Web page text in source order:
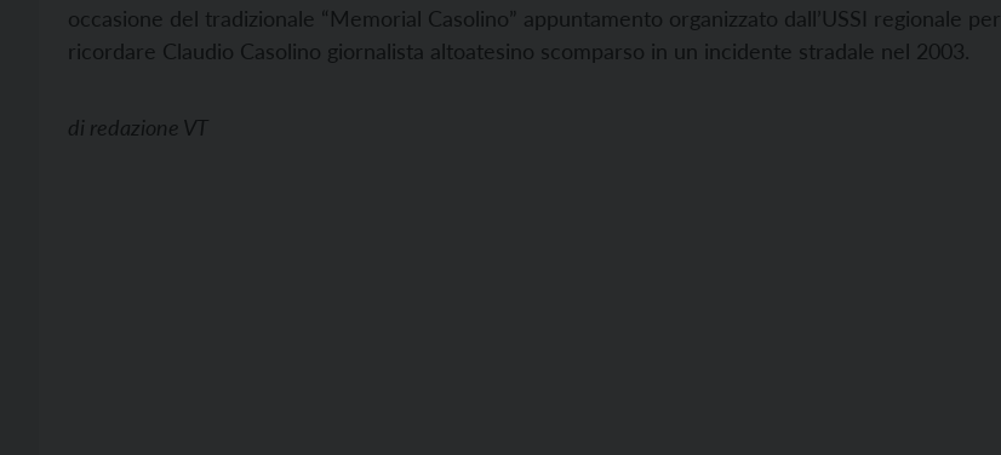
occasione del tradizionale “Memorial Casolino” appuntamento organizzato dall’USSI regionale per
ricordare Claudio Casolino giornalista altoatesino scomparso in un incidente stradale nel 2003.
di redazione VT